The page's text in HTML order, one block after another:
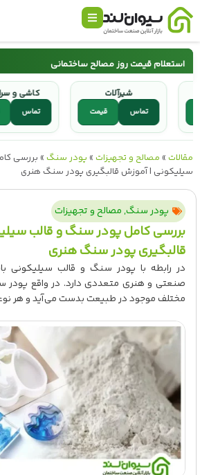
استعلام قیمت روز مصالح ساختمانی
سیمان
کاشی و سرامیک
کاشی و
تماس
شیرآلات
قیمت تماس
مقالات» مصالح و تجهیزات» پودر سنگ» بررسی
سیلیکونی | آموزش قالبگیری پودر سنگ هنری
پودر سنگ,مصالح و تجهیزات
بررسی کامل پودر سنگ و قالب
قالبگیری پودر سنگ هنری
در رابطه با پودر سنگ و قالب سیلیکونی
صنعتی و هنری متعددی دارد. در واقع
مختلف موجود در طبیعت بدست می‌آید و هر نوعی